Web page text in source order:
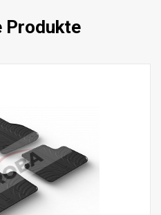
Produkte